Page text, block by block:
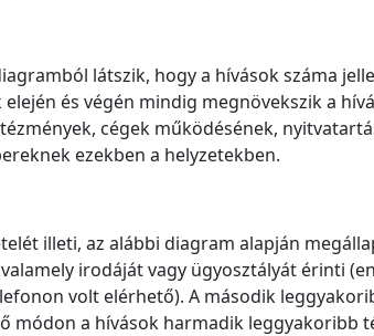
látszik, hogy a hívások száma
és végén mindig megnövekszik a
cégek működésének,
ezekben a helyzetekben.
illeti, az alábbi diagram alapján
irodáját vagy ügyosztályát érinti
volt elérhető). A második
módon a hívások harmadik leggyakoribb